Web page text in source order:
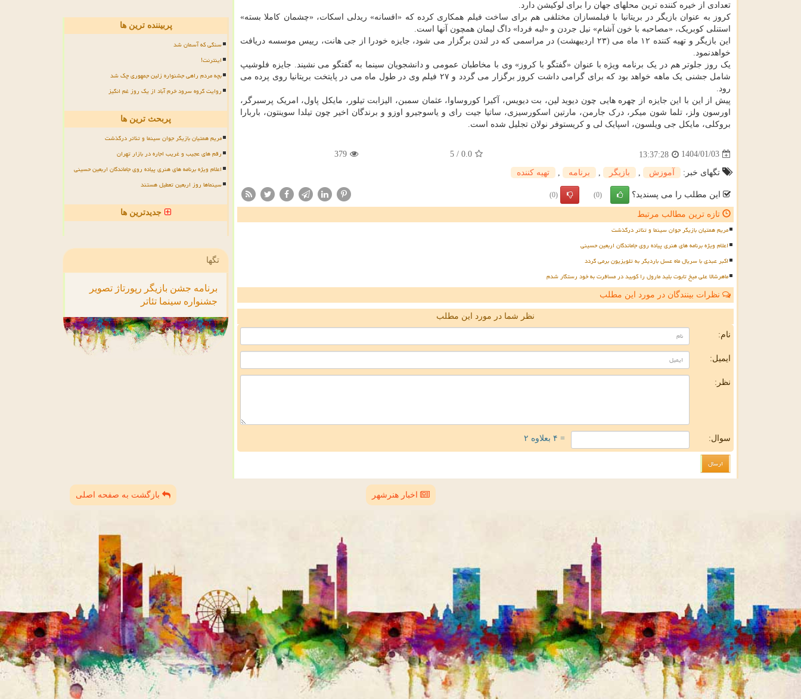
تعدادی از خیره کننده ترین محلهای جهان را برای لوکیشن دارد.
کروز به عنوان بازیگر در بریتانیا با فیلمسازان مختلفی هم برای ساخت فیلم همکاری کرده که «افسانه» ریدلی اسکات، «چشمان کاملا بسته»
استنلی کوبریک، «مصاحبه با خون آشام» نیل جردن و «لبه فردا» داگ لیمان همچون آنها است.
این بازیگر و تهیه کننده ۱۲ ماه می (۲۳ اردیبهشت) در مراسمی که در لندن برگزار می شود، جایزه خودرا از جی هانت، رییس موسسه دریافت
خواهدنمود.
یک روز جلوتر هم در یک برنامه ویژه با عنوان «گفتگو با کروز» وی با مخاطبان عمومی و دانشجویان سینما به گفتگو می نشیند. جایزه فلوشیپ
شامل جشنی یک ماهه خواهد بود که برای گرامی داشت کروز برگزار می گردد و ۲۷ فیلم وی در طول ماه می در پایتخت بریتانیا روی پرده می
رود.
پیش از این با این جایزه از چهره هایی چون دیوید لین، بت دیویس، آکیرا کوروساوا، عثمان سمبن، الیزابت تیلور، مایکل پاول، امریک پرسبرگر،
اورسون ولز، تلما شون میکر، درک جارمن، مارتین اسکورسیزی، ساتیا جیت رای و یاسوجیرو اوزو و برندگان اخیر چون تیلدا سوینتون، باربارا
بروکلی، مایکل جی ویلسون، اسپایک لی و کریستوفر نولان تجلیل شده است.
1404/01/03
13:37:28
0.0
/
5
379
تگهای خبر: آموزش بازیگر برنامه تهیه كننده
این مطلب را می پسندید؟ (0)
(0)
تازه ترین مطالب مرتبط
مریم همتیان بازیگر جوان سینما و تئاتر درگذشت
اعلام ویژه برنامه های هنری پیاده روی جاماندگان اربعین حسینی
اکبر عبدی با سریال ماه عسل باردیگر به تلویزیون برمی گردد
ماهرشالا علی میخ تابوت بلید مارول را کوبید در مسافرت به خود رستگار شدم
نظرات بینندگان در مورد این مطلب
نظر شما در مورد این مطلب
نام:
ایمیل:
نظر:
سوال: = ۴ بعلاوه ۲
پربیننده ترین ها
سنگی که آسمان شد
اینترنت!
بچه مردم راهی جشنواره زلین جمهوری چک شد
روایت گروه سرود خرم آباد از یک روز غم انگیز
پربحث ترین ها
مریم همتیان بازیگر جوان سینما و تئاتر درگذشت
رقم های عجیب و غریب اجاره در بازار تهران
اعلام ویژه برنامه های هنری پیاده روی جاماندگان اربعین حسینی
سینماها روز اربعین تعطیل هستند
جدیدترین ها
تگها
برنامه جشن بازیگر رپورتاژ تصویر
جشنواره سینما تئاتر
اخبار هنرشهر بازگشت به صفحه اصلی